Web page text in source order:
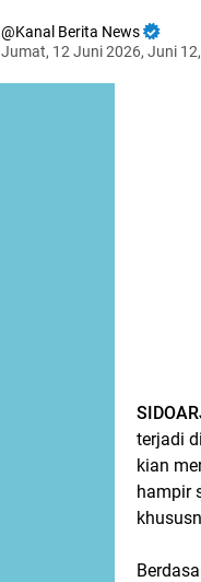
Kanal Berita News
Jumat, 12 Juni 2026, Juni
terjadi di
kian
hampir